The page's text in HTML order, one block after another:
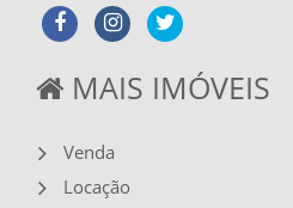
MAIS IMÓVEIS
Venda
Locação